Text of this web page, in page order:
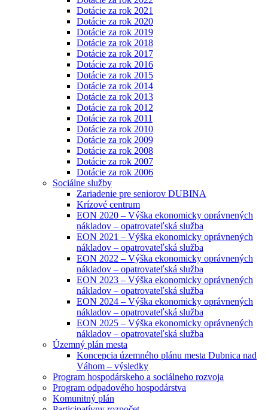
Dotácie za rok 2021
Dotácie za rok 2020
Dotácie za rok 2019
Dotácie za rok 2018
Dotácie za rok 2017
Dotácie za rok 2016
Dotácie za rok 2015
Dotácie za rok 2014
Dotácie za rok 2013
Dotácie za rok 2012
Dotácie za rok 2011
Dotácie za rok 2010
Dotácie za rok 2009
Dotácie za rok 2008
Dotácie za rok 2007
Dotácie za rok 2006
Sociálne služby
Zariadenie pre seniorov DUBINA
Krízové centrum
EON 2020 – Výška ekonomicky oprávnených
nákladov – opatrovateľská služba
EON 2021 – Výška ekonomicky oprávnených
nákladov – opatrovateľská služba
EON 2022 – Výška ekonomicky oprávnených
nákladov – opatrovateľská služba
EON 2023 – Výška ekonomicky oprávnených
nákladov – opatrovateľská služba
EON 2024 – Výška ekonomicky oprávnených
nákladov – opatrovateľská služba
EON 2025 – Výška ekonomicky oprávnených
nákladov – opatrovateľská služba
Územný plán mesta
Koncepcia územného plánu mesta Dubnica nad
Váhom – výsledky
Program hospodárskeho a sociálneho rozvoja
Program odpadového hospodárstva
Komunitný plán